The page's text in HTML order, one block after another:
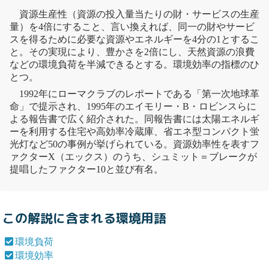
資源生産性（資源の投入量当たりの財・サービスの生産
量）を4倍にすること、言い換えれば、同一の財やサービ
スを得るために必要な資源やエネルギーを4分の1とするこ
と。その実現により、豊かさを2倍にし、天然資源の浪費
などの環境負荷を半減できるとする。 環境効率の指標のひ
とつ。
1992年に ローマクラブのレポートである「第一次地球革
命」で提示され、1995年のエイモリー・B・ロビンスらに
よる報告書で広く紹介された。同報告書には太陽エネルギ
ーを利用する住宅や高効率冷蔵庫、省エネ型コンパクト蛍
光灯など50の事例が挙げられている。資源効率性を表すフ
ァクターX （エックス）のうち、シュミット＝ブレークが
提唱したファクター10と並び有名。
この解説に含まれる環境用語
環境負荷
環境効率